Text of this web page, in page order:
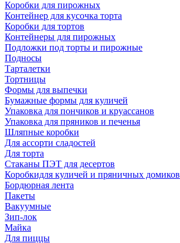
Коробки для пирожных
Контейнер для кусочка торта
Коробки для тортов
Контейнеры для пирожных
Подложки под торты и пирожные
Подносы
Тарталетки
Тортницы
Формы для выпечки
Бумажные формы для куличей
Упаковка для пончиков и круассанов
Упаковка для пряников и печенья
Шляпные коробки
Для ассорти сладостей
Для торта
Стаканы ПЭТ для десертов
Коробкидля куличей и пряничных домиков
Бордюрная лента
Пакеты
Вакуумные
Зип-лок
Майка
Для пиццы